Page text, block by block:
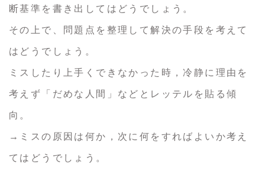
断基準を書き出してはどうでしょう。
その上で、問題点を整理して解決の手段を考えて
はどうでしょう。
ミスしたり上手くできなかった時，冷静に理由を
考えず「だめな人間」などとレッテルを貼る傾
向。
→ミスの原因は何か，次に何をすればよいか考え
てはどうでしょう。